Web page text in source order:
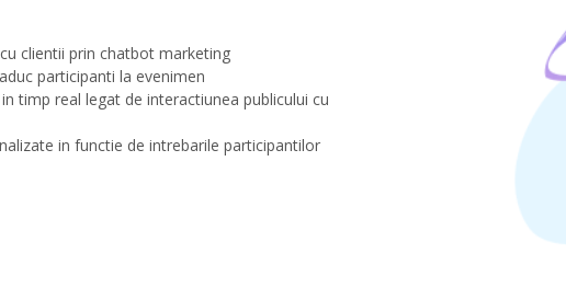
clientii prin chatbot marketing
participanti la evenimen
timp real legat de interactiunea publicului cu
in functie de intrebarile participantilor